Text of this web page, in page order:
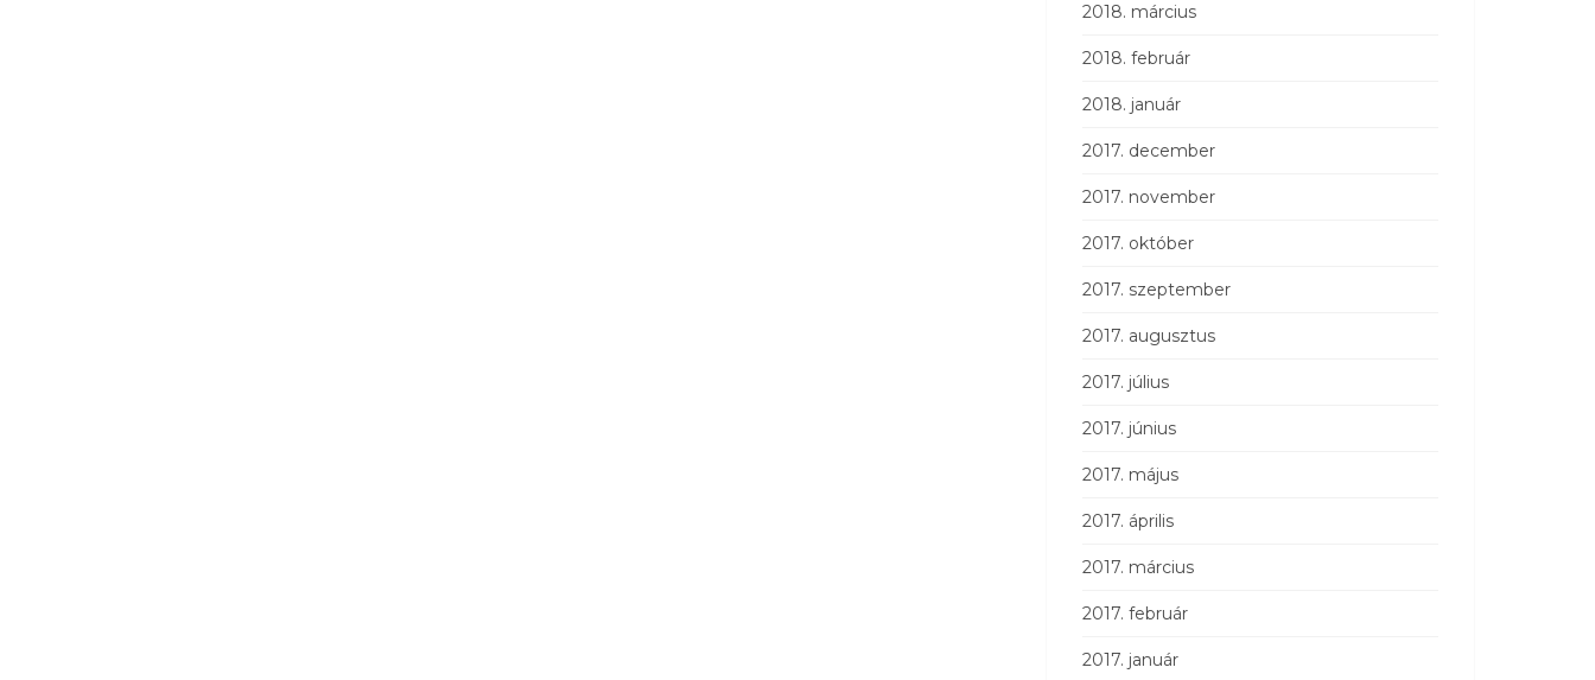
2018. március
2018. február
2018. január
2017. december
2017. november
2017. október
2017. szeptember
2017. augusztus
2017. július
2017. június
2017. május
2017. április
2017. március
2017. február
2017. január